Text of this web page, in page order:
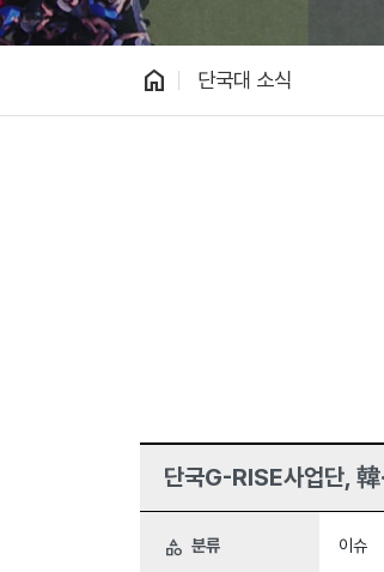
home 단국대 소식
단국G-RISE사업단, 韓
category 분류 이슈